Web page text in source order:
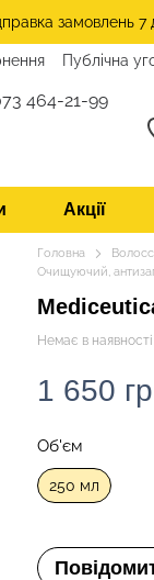
замовлень 7
Публічна
464-21-99
Акції
Головна
Очищуючий,
Немає в наявності
1 650
Об'єм
250 мл